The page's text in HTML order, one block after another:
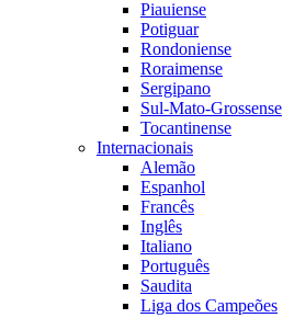
Piauiense
Potiguar
Rondoniense
Roraimense
Sergipano
Sul-Mato-Grossense
Tocantinense
Internacionais
Alemão
Espanhol
Francês
Inglês
Italiano
Português
Saudita
Liga dos Campeões